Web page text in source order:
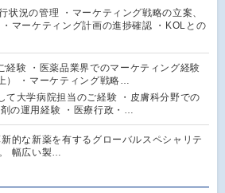
状況の管理 ・マーケティング戦略の立案、
マーケティング計画の進捗確認 ・KOLとの
経験 ・医薬品業界でのマーケティング経験
） ・マーケティング戦略…
て大学病院担当のご経験 ・皮膚科分野での
の運用経験 ・医療行政・…
的な新薬を有するグローバルスペシャリテ
幅広い製…